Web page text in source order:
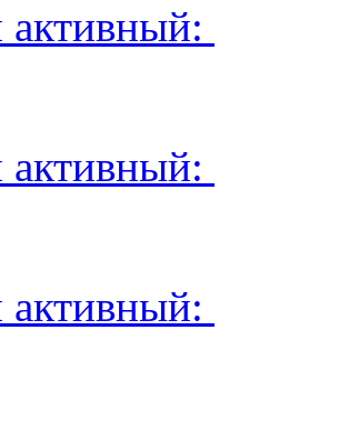
активный:
активный:
активный: